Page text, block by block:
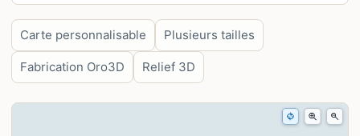
Carte personnalisable Plusieurs tailles
Fabrication Oro3D Relief 3D